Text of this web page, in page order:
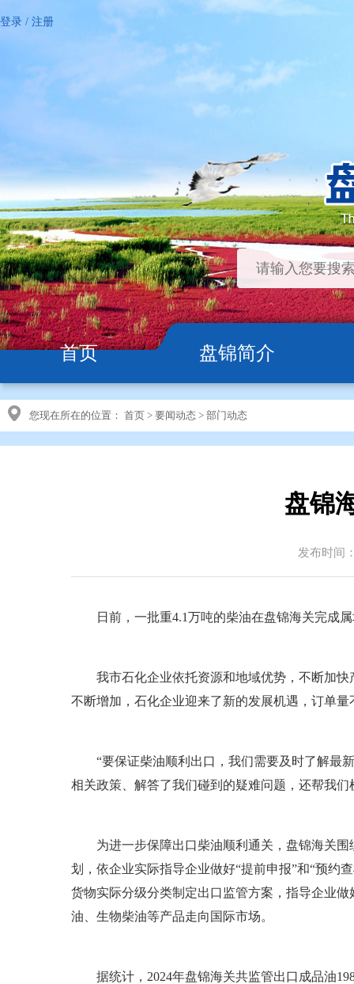
登录 / 注册
首页 盘锦简介
您现在所在的位置： 首页 > 要闻动态 > 部门动态
盘锦
发布时间
日前，一批重4.1万吨的柴油在盘锦海关完成属
我市石化企业依托资源和地域优势，不断加快
不断增加，石化企业迎来了新的发展机遇，订单量
“要保证柴油顺利出口，我们需要及时了解最新
相关政策、解答了我们碰到的疑难问题，还帮我
为进一步保障出口柴油顺利通关，盘锦海关围
划，依企业实际指导企业做好“提前申报”和“预约
货物实际分级分类制定出口监管方案，指导企业
油、生物柴油等产品走向国际市场。
据统计，2024年盘锦海关共监管出口成品油